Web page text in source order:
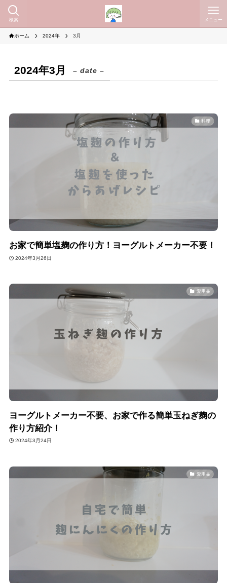
検索 メニュー
ホーム 2024年 3月
2024年3月 – date –
料理
お家で簡単塩麹の作り方！ヨーグルトメーカー不要！
2024年3月26日
愛用品
ヨーグルトメーカー不要、お家で作る簡単玉ねぎ麹の
作り方紹介！
2024年3月24日
愛用品